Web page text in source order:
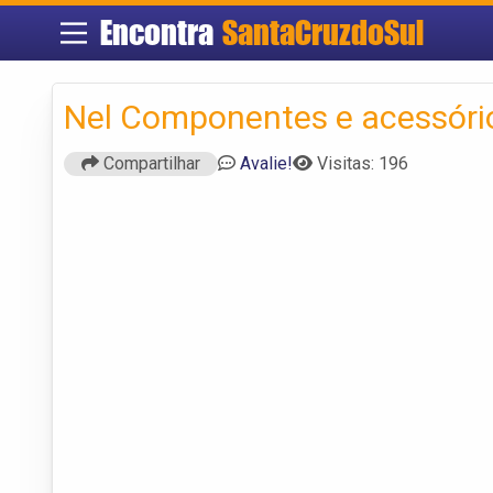
Encontra SantaCruzdoSul
Nel Componentes e
Compartilhar Avalie! Visitas: 196